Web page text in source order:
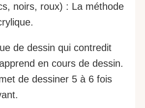
noirs, roux) : La méthode
de dessin qui contredit
en cours de dessin.
de dessiner 5 à 6 fois